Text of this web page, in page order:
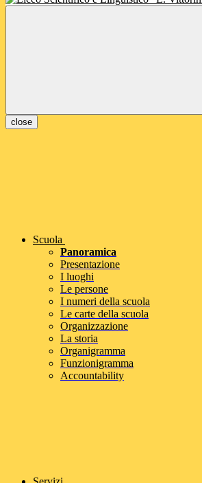
close
Scuola
Panoramica
Presentazione
I luoghi
Le persone
I numeri della scuola
Le carte della scuola
Organizzazione
La storia
Organigramma
Funzionigramma
Accountability